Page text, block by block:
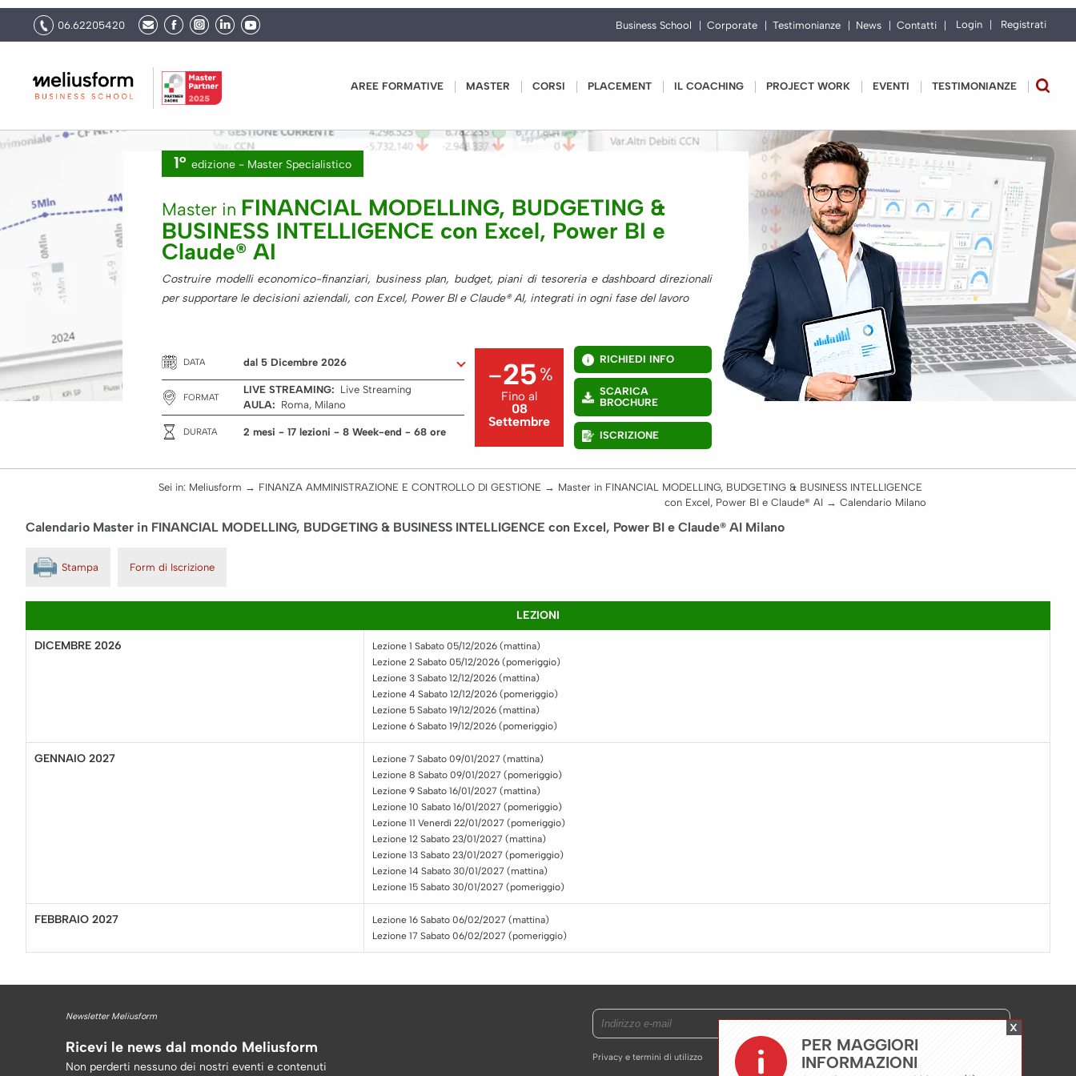
06.62205420 Business School Corporate Testimonianze News Contatti Login Registrati
AREE FORMATIVE MASTER CORSI PLACEMENT IL COACHING PROJECT WORK EVENTI TESTIMONIANZE
1° edizione - Master Specialistico
Master in FINANCIAL MODELLING, BUDGETING &
BUSINESS INTELLIGENCE con Excel, Power BI e
Claude® AI
Costruire modelli economico-finanziari, business plan, budget, piani di tesoreria e dashboard direzionali
per supportare le decisioni aziendali, con Excel, Power BI e Claude® AI, integrati in ogni fase del lavoro
DATA dal 5 Dicembre 2026
FORMAT
LIVE STREAMING: Live Streaming
AULA: Roma, Milano
DURATA 2 mesi- 17 lezioni - 8 Week-end- 68 ore
-25%
Fino al
08
Settembre
RICHIEDI INFO
SCARICA
BROCHURE
ISCRIZIONE
Sei in: Meliusform → FINANZA AMMINISTRAZIONE E CONTROLLO DI GESTIONE → Master in FINANCIAL MODELLING, BUDGETING & BUSINESS INTELLIGENCE
con Excel, Power BI e Claude® AI → Calendario Milano
X
PER MAGGIORI
INFORMAZIONI
Calendario Master in FINANCIAL MODELLING, BUDGETING & BUSINESS INTELLIGENCE con Excel, Power BI e Claude® AI Milano
Stampa Form di Iscrizione
LEZIONI
DICEMBRE 2026
Lezione 1 Sabato 05/12/2026 (mattina)
Lezione 2 Sabato 05/12/2026 (pomeriggio)
Lezione 3 Sabato 12/12/2026 (mattina)
Lezione 4 Sabato 12/12/2026 (pomeriggio)
Lezione 5 Sabato 19/12/2026 (mattina)
Lezione 6 Sabato 19/12/2026 (pomeriggio)
GENNAIO 2027
Lezione 7 Sabato 09/01/2027 (mattina)
Lezione 8 Sabato 09/01/2027 (pomeriggio)
Lezione 9 Sabato 16/01/2027 (mattina)
Lezione 10 Sabato 16/01/2027 (pomeriggio)
Lezione 11 Venerdì 22/01/2027 (pomeriggio)
Lezione 12 Sabato 23/01/2027 (mattina)
Lezione 13 Sabato 23/01/2027 (pomeriggio)
Lezione 14 Sabato 30/01/2027 (mattina)
Lezione 15 Sabato 30/01/2027 (pomeriggio)
FEBBRAIO 2027
Lezione 16 Sabato 06/02/2027 (mattina)
Lezione 17 Sabato 06/02/2027 (pomeriggio)
Newsletter Meliusform
Ricevi le news dal mondo Meliusform
Non perderti nessuno dei nostri eventi e contenuti
Privacy e termini di utilizzo